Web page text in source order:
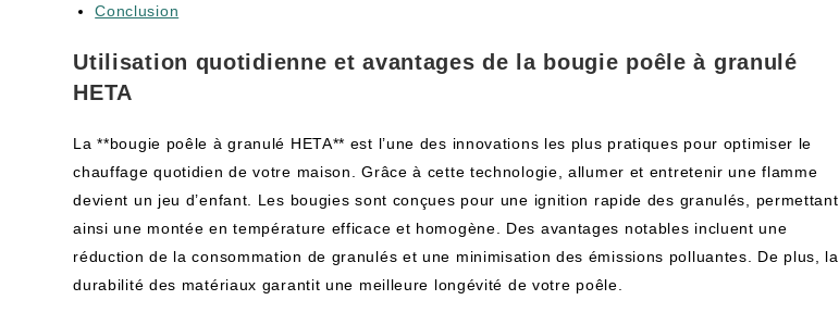
Conclusion
Utilisation quotidienne et avantages de la bougie poêle à granulé
HETA
La **bougie poêle à granulé HETA** est l’une des innovations les plus pratiques pour optimiser le
chauffage quotidien de votre maison. Grâce à cette technologie, allumer et entretenir une flamme
devient un jeu d’enfant. Les bougies sont conçues pour une ignition rapide des granulés, permettant
ainsi une montée en température efficace et homogène. Des avantages notables incluent une
réduction de la consommation de granulés et une minimisation des émissions polluantes. De plus, la
durabilité des matériaux garantit une meilleure longévité de votre poêle.